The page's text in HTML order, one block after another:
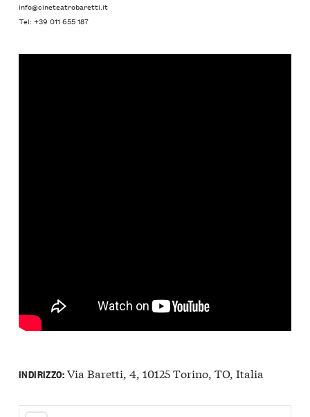
info@cineteatrobaretti.it
Tel: +39 011 655 187
INDIRIZZO:Via Baretti, 4, 10125 Torino, TO, Italia